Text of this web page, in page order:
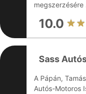
megszerzésére
10.0
Sass
A Pápán,
Autós-Motoros